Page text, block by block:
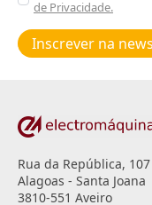
Poiticas
de
privacidade
de Privacidade.
Inscrever na
Rua da República, 107
Alagoas - Santa Joana
3810-551 Aveiro